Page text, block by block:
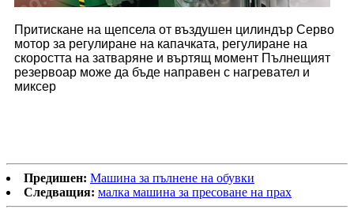
Притискане на щепсела от въздушен цилиндър Серво
мотор за регулиране на капачката, регулиране на
скоростта на затваряне и въртящ момент Пълнещият
резервоар може да бъде направен с нагревател и
миксер
Предишен: Машина за пълнене на обувки
Следващия: малка машина за пресоване на прах